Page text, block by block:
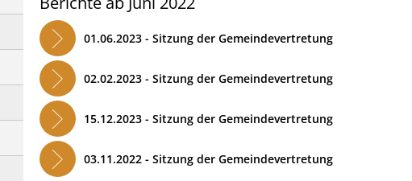
01.06.2023 - Sitzung der Gemeindevertretung
02.02.2023 - Sitzung der Gemeindevertretung
15.12.2023 - Sitzung der Gemeindevertretung
03.11.2022 - Sitzung der Gemeindevertretung